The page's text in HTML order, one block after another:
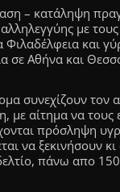
– κατάληψη
αλληλεγγύης με
και
σε Αθήνα και
συνεχίζουν τον
με αίτημα να τους
πρόσληψη
να ξεκινήσουν
πάνω απο